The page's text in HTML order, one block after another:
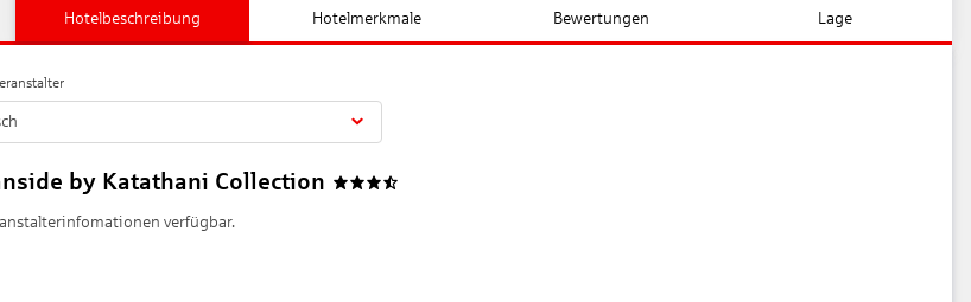
Hotelbeschreibung Hotelmerkmale Bewertungen Lage
by Katathani Collection
verfügbar.